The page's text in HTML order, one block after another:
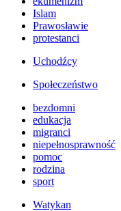
Islam
Prawosławie
protestanci
Uchodźcy
Społeczeństwo
bezdomni
edukacja
migranci
niepełnosprawność
pomoc
rodzina
sport
Watykan